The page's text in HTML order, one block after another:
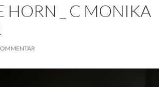
HORN _ C MONIKA